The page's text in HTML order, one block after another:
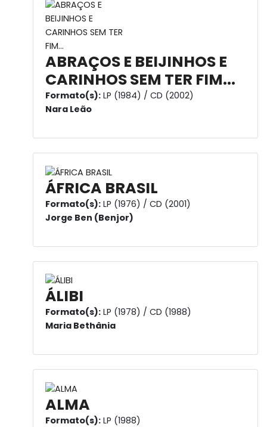
ABRAÇOS E BEIJINHOS E
CARINHOS SEM TER FIM...
Formato(s): LP (1984) / CD (2002)
Nara Leão
ÁFRICA BRASIL
Formato(s): LP (1976) / CD (2001)
Jorge Ben (Benjor)
ÁLIBI
Formato(s): LP (1978) / CD (1988)
Maria Bethânia
ALMA
Formato(s): LP (1988)